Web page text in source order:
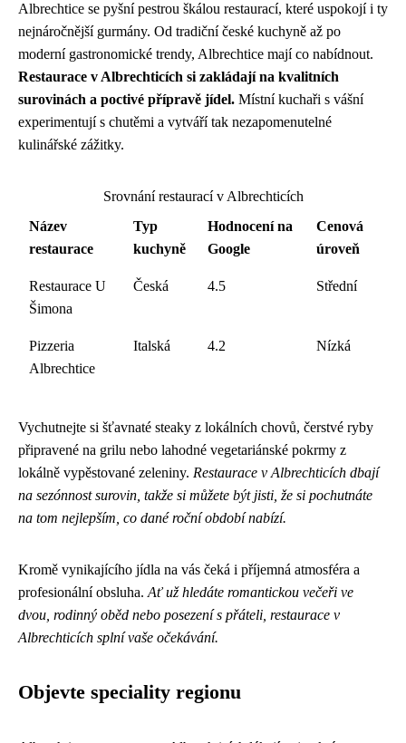
Albrechtice se pyšní pestrou škálou restaurací, které uspokojí i ty
nejnáročnější gurmány. Od tradiční české kuchyně až po
moderní gastronomické trendy, Albrechtice mají co nabídnout.
Restaurace v Albrechticích si zakládají na kvalitních
surovinách a poctivé přípravě jídel. Místní kuchaři s vášní
experimentují s chutěmi a vytváří tak nezapomenutelné
kulinářské zážitky.
Srovnání restaurací v Albrechticích
Název
restaurace
Typ
kuchyně
Hodnocení na
Google
Cenová
úroveň
Restaurace U
Šimona
Česká 4.5 Střední
Pizzeria
Albrechtice
Italská 4.2 Nízká
Vychutnejte si šťavnaté steaky z lokálních chovů, čerstvé ryby
připravené na grilu nebo lahodné vegetariánské pokrmy z
lokálně vypěstované zeleniny. Restaurace v Albrechticích dbají
na sezónnost surovin, takže si můžete být jisti, že si pochutnáte
na tom nejlepším, co dané roční období nabízí.
Kromě vynikajícího jídla na vás čeká i příjemná atmosféra a
profesionální obsluha. Ať už hledáte romantickou večeři ve
dvou, rodinný oběd nebo posezení s přáteli, restaurace v
Albrechticích splní vaše očekávání.
Objevte speciality regionu